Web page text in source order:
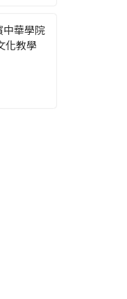
中華學院
化教學